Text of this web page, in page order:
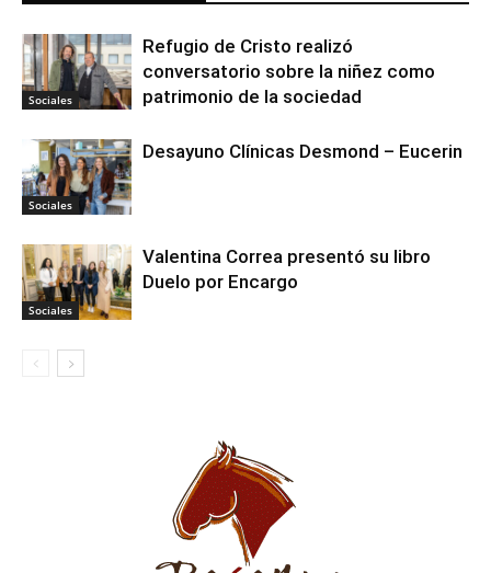
Sociales
Refugio de Cristo realizó
conversatorio sobre la niñez como
patrimonio de la sociedad
Sociales
Desayuno Clínicas Desmond – Eucerin
Sociales
Valentina Correa presentó su libro
Duelo por Encargo